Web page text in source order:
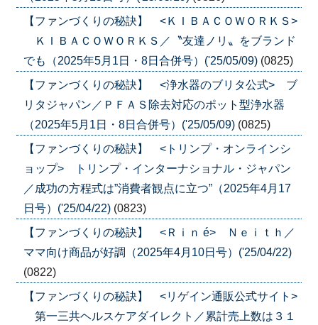
【ファンづくりの秘訣】 <ＫＩＢＡＣＯＷＯＲＫＳ>
ＫＩＢＡＣＯＷＯＲＫＳ／〝友達ノリ〟をブランド
でも（2025年5月1日・8日合併号）('25/05/09) (0825)
【ファンづくりの秘訣】 <浄水器のブリタ公式> ブ
リタジャパン／ＰＦＡＳ除去対応のポット型浄水器
（2025年5月1日・8日合併号）('25/05/09) (0825)
【ファンづくりの秘訣】 <トリンプ・オンラインシ
ョップ> トリンプ・インターナショナル・ジャパン
／成功の方程式は”消費者観点に立つ”（2025年4月17
日号）('25/04/22) (0823)
【ファンづくりの秘訣】 <Ｒｉｎ é> Ｎｅｉｔｈ／
ママ向け商品が好調（2025年4月10日号）('25/04/22)
(0822)
【ファンづくりの秘訣】 <リゲイン通販公式サイト>
第一三共ヘルスケアダイレクト／累計売上数は３１